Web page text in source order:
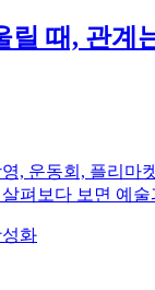
릴 때, 관계
, 운동회, 플리마
펴보다 보면 예
화